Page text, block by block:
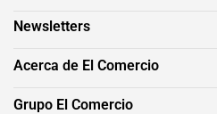
Newsletters
Acerca de El Comercio
Grupo El Comercio